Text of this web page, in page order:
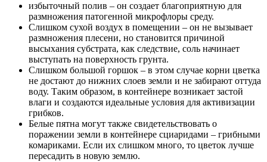
избыточный полив – он создает благоприятную для
размножения патогенной микрофлоры среду.
Слишком сухой воздух в помещении – он не вызывает
размножения плесени, но становится причиной
высыхания субстрата, как следствие, соль начинает
выступать на поверхность грунта.
Слишком большой горшок – в этом случае корни цветка
не достают до нижних слоев земли и не забирают оттуда
воду. Таким образом, в контейнере возникает застой
влаги и создаются идеальные условия для активизации
грибков.
Белые пятна могут также свидетельствовать о
поражении земли в контейнере сциаридами – грибными
комариками. Если их слишком много, то цветок лучше
пересадить в новую землю.